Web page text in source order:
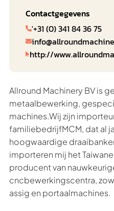
Contactgegevens
'+31 (0) 341 84 36 75

http://
Allround Machinery BV is
metaalbewerking,
machines.Wij zijn
familiebedrijfMCM, dat al
hoogwaardige
importeren mij het
producent van
cncbewerkingscentra,
assig en portaalmachines.